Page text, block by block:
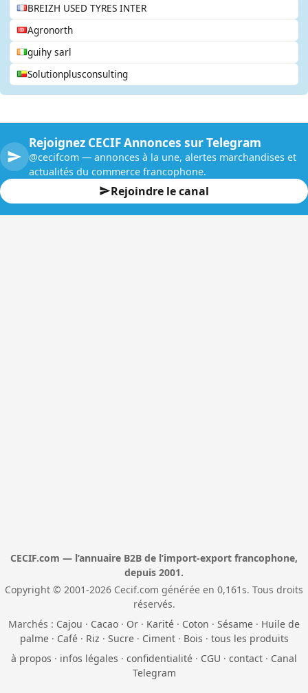
BREIZH USED TYRES INTER
Agronorth
guihy sarl
Solutionplusconsulting
Rejoignez CECIF Annonces sur Telegram
@cecifcom — annonces à la une, alertes marchandises et
actualités du commerce francophone.
Rejoindre le canal
CECIF.com — l’annuaire B2B de l’import-export francophone,
depuis 2001.
Copyright © 2001-2026 Cecif.com générée en 0,161s. Tous droits
réservés.
Marchés : Cajou · Cacao · Or · Karité · Coton · Sésame · Huile de
palme· Café· Riz · Sucre· Ciment· Bois · tous les produits
à propos · infos légales · confidentialité · CGU · contact · Canal
Telegram